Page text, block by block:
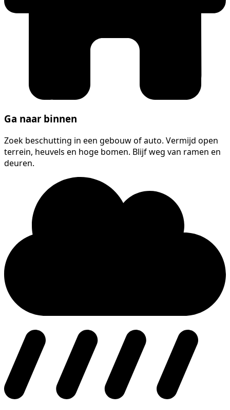
Ga naar binnen
Zoek beschutting in een gebouw of auto. Vermijd open
terrein, heuvels en hoge bomen. Blijf weg van ramen en
deuren.